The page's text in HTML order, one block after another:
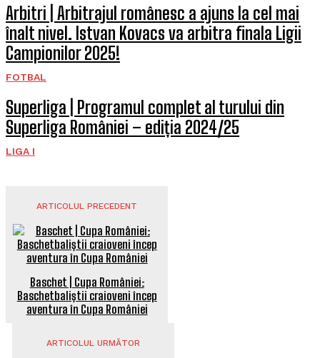
Arbitri | Arbitrajul românesc a ajuns la cel mai
înalt nivel. Istvan Kovacs va arbitra finala Ligii
Campionilor 2025!
FOTBAL
Superliga | Programul complet al turului din
Superliga României – ediția 2024/25
LIGA I
ARTICOLUL PRECEDENT
Baschet | Cupa României:
Baschetbaliștii craioveni încep
aventura în Cupa României
ARTICOLUL URMĂTOR